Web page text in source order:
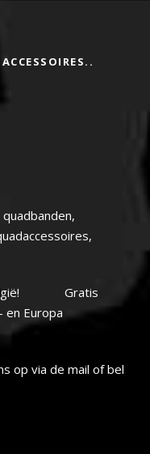
België! Gratis
en Europa
op via de mail of bel